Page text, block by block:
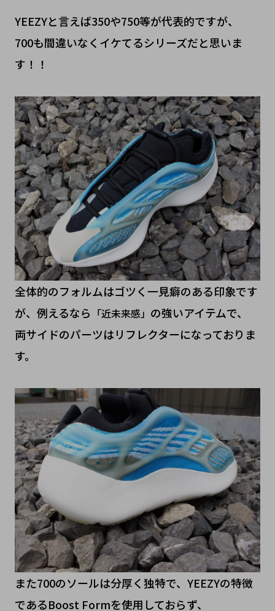
YEEZYと言えば350や750等が代表的ですが、
700も間違いなくイケてるシリーズだと思いま
す！！
全体的のフォルムはゴツく一見癖のある印象です
が、例えるなら 「近未来感」 の強いアイテムで、
両サイドのパーツはリフレクターになっておりま
す。
また700のソールは分厚く独特で、YEEZYの特徴
であるBoost Formを使用しておらず、